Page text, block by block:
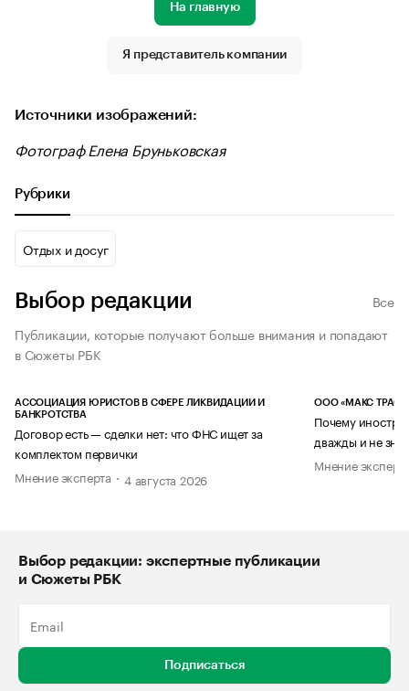
Источник изображения: Фотограф Елена Бруньковская
На главную
Я представитель компании
Источники изображений:
Фотограф Елена Бруньковская
Рубрики
Отдых и досуг
Выбор редакции
Все
Публикации, которые получают больше внимания и попадают
в Сюжеты РБК
АССОЦИАЦИЯ ЮРИСТОВ В СФЕРЕ ЛИКВИДАЦИИ И
БАНКРОТСТВА
Договор есть — сделки нет: что ФНС ищет за
комплектом первички
Мнение эксперта
4 августа 2026
ООО «МАКС ТРАСТ»
Почему
дважды и не
Мнение
Выбор редакции: экспертные публикации
и Сюжеты РБК
Подписаться